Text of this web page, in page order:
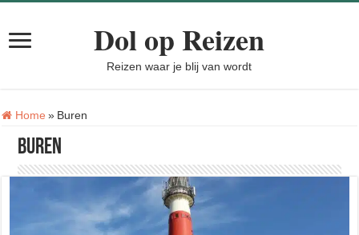
Dol op Reizen
Reizen waar je blij van wordt
Home » Tag:
Buren
Buren